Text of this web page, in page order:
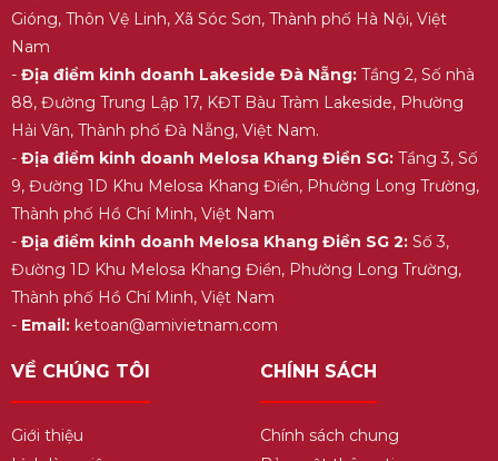
Gióng, Thôn Vệ Linh, Xã Sóc Sơn, Thành phố Hà Nội, Việt
Nam
- Địa điểm kinh doanh Lakeside Đà Nẵng:Tầng 2, Số nhà
88, Đường Trung Lập 17, KĐT Bàu Tràm Lakeside, Phường
Hải Vân, Thành phố Đà Nẵng, Việt Nam.
- Địa điểm kinh doanh Melosa Khang Điền SG:Tầng 3, Số
9, Đường 1D Khu Melosa Khang Điền, Phường Long Trường,
Thành phố Hồ Chí Minh, Việt Nam
- Địa điểm kinh doanh Melosa Khang Điền SG 2:Số 3,
Đường 1D Khu Melosa Khang Điền, Phường Long Trường,
Thành phố Hồ Chí Minh, Việt Nam
- Email:ketoan@amivietnam.com
VỀ CHÚNG TÔI
Giới thiệu
CHÍNH SÁCH
Chính sách chung